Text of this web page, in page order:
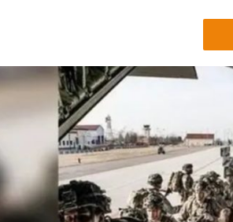
Odnoklassniki